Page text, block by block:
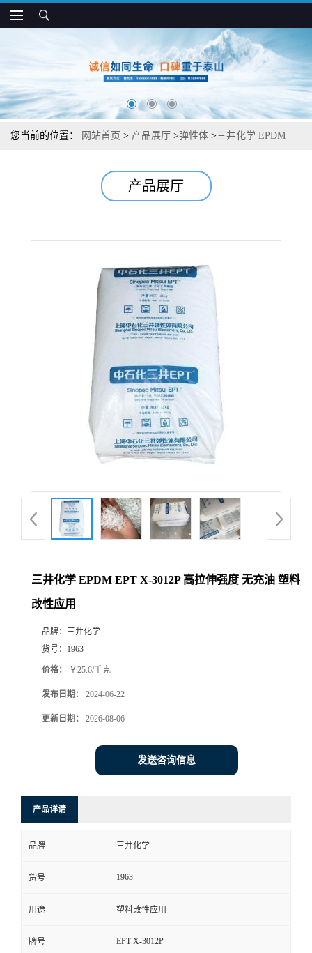
您当前的位置： 网站首页 > 产品展厅 >弹性体 >三井化学 EPDM
产品展厅
三井化学 EPDM EPT X-3012P 高拉伸强度 无充油 塑料
改性应用
品牌： 三井化学
货号： 1963
价格： ￥25.6/千克
发布日期： 2024-06-22
更新日期： 2026-08-06
发送咨询信息
产品详请
品牌 三井化学
货号 1963
用途 塑料改性应用
牌号 EPT X-3012P